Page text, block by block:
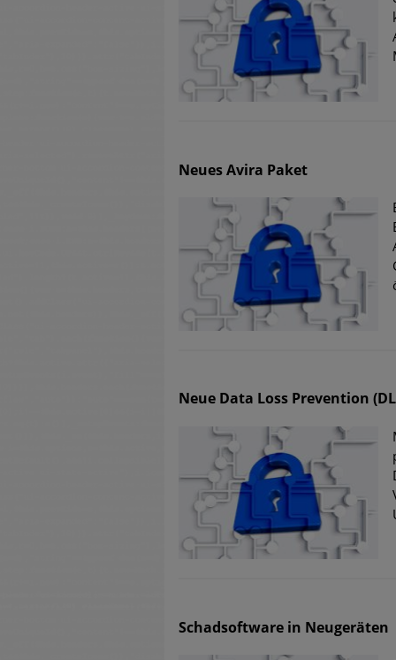
Neues Avira Paket
Neue Data Loss Prevention
Schadsoftware in Neugeräten